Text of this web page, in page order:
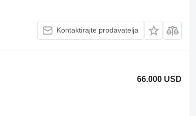
Kontaktirajte prodavatelja
66.000 USD